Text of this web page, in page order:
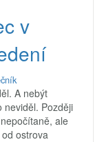
v
A nebýt
neviděl. Později
ale
ostrova